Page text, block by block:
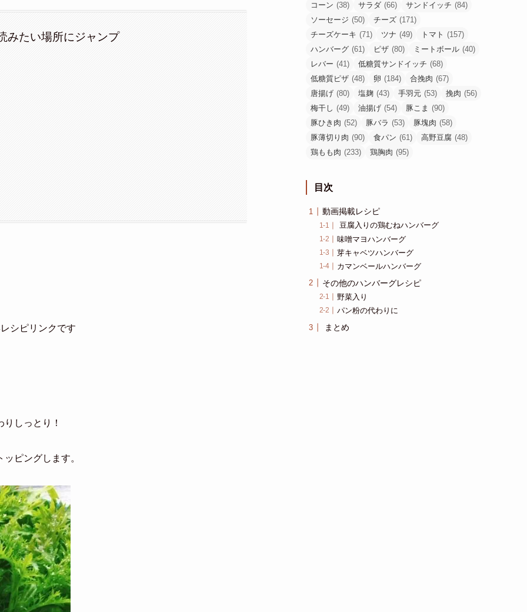
みたい場所にジャンプ
シピリンクです
しっとり！
ピングします。
コーン (38) サラダ (66) サンドイッチ (84)
ソーセージ (50) チーズ (171)
チーズケーキ (71) ツナ (49) トマト (157)
ハンバーグ (61) ピザ (80) ミートボール (40)
レバー (41) 低糖質サンドイッチ (68)
低糖質ピザ (48) 卵 (184) 合挽肉 (67)
唐揚げ (80) 塩麹 (43) 手羽元 (53) 挽肉 (56)
梅干し (49) 油揚げ (54) 豚こま (90)
豚ひき肉 (52) 豚バラ (53) 豚塊肉 (58)
豚薄切り肉 (90) 食パン (61) 高野豆腐 (48)
鶏もも肉 (233) 鶏胸肉 (95)
目次
動画掲載レシピ
豆腐入りの鶏むねハンバーグ
味噌マヨハンバーグ
芽キャベツハンバーグ
カマンベールハンバーグ
その他のハンバーグレシピ
野菜入り
パン粉の代わりに
まとめ